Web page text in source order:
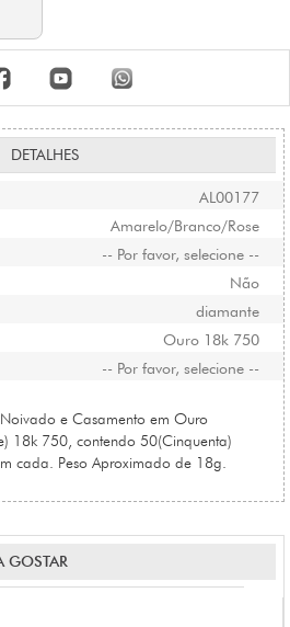
DETALHES
AL00177
Amarelo/Branco/Rose
-- Por favor, selecione --
Não
diamante
Ouro 18k 750
-- Por favor, selecione --
e Casamento em Ouro
18k 750, contendo 50(Cinquenta)
cada. Peso Aproximado de 18g.
GOSTAR